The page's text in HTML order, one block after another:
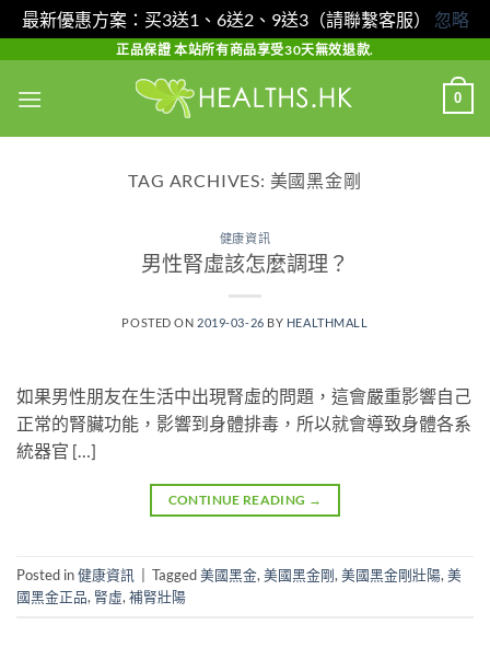
最新優惠方案：买3送1、6送2、9送3（請聯繫客服） 忽略
content
正品保證 本站所有商品享受30天無效退款.
0
TAG ARCHIVES: 美國黑金剛
健康資訊
男性腎虛該怎麼調理？
POSTED ON 2019-03-26 BY HEALTHMALL
如果男性朋友在生活中出現腎虛的問題，這會嚴重影響自己
正常的腎臟功能，影響到身體排毒，所以就會導致身體各系
統器官 […]
CONTINUE READING →
Posted in健康資訊 Tagged美國黑金, 美國黑金剛, 美國黑金剛壯陽, 美
國黑金正品, 腎虛, 補腎壯陽